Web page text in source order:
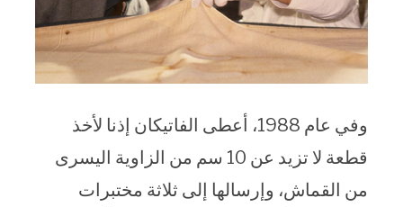
وفي عام 1988، أعطى الفاتيكان إذنا لأخذ
قطعة لا تزيد عن 10 سم من الزاوية اليسرى
من القماش، وإرسالها إلى ثلاثة مختبرات